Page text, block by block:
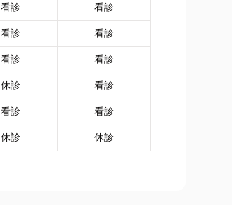
看診
看診
看診
看診
看診
看診
休診
看診
看診
看診
休診 休診